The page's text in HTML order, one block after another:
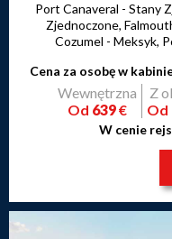
Port Canaveral - Stany
Zjednoczone,
Cozumel - Meksyk,
Cena za osobę w
Wewnętrzna
Od 639€
Z
Od
W cenie